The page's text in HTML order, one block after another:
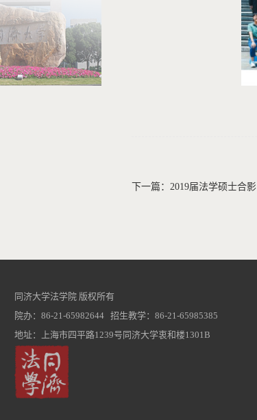
下一篇：2019届法学硕士合影
同济大学法学院 版权所有
院办：86-21-65982644 招生教学：86-21-65985385
地址：上海市四平路1239号同济大学衷和楼1301B